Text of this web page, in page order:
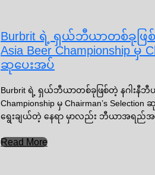
Burbrit ရဲ့ ရှယ်ဘီယာတစ်ခုဖြ
Asia Beer Championship မှ
ဆုပေးအပ်
Burbrit ရဲ့ ရှယ်ဘီယာတစ်ခုဖြစ်တဲ့ နဂါးနီဘီယ
Championship မှ Chairman’s Selection
ရွေးချယ်တဲ့ နေရာ မှာလည်း ဘီယာအရည်အ
Read More